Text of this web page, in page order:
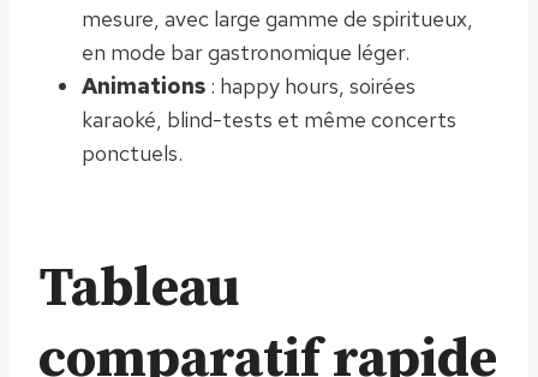
mesure, avec large gamme de spiritueux,
en mode bar gastronomique léger.
Animations : happy hours, soirées
karaoké, blind-tests et même concerts
ponctuels.
Tableau
comparatif rapide